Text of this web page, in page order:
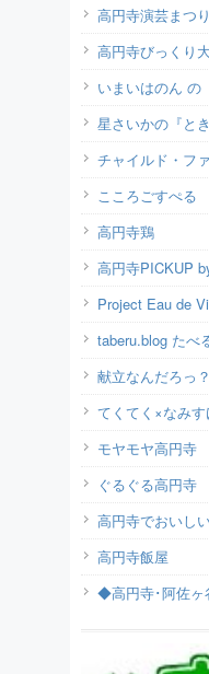
高円寺演芸まつ
高円寺びっくり
いまいはのん の
星さいかの『と
チャイルド・フ
こころごすぺる
高円寺鶏
高円寺PICKUP
Project Eau de
taberu.blog たべ
献立なんだろっ？
てくてく×なみす
モヤモヤ高円寺
ぐるぐる高円寺
高円寺でおいし
高円寺飯屋
◆高円寺･阿佐